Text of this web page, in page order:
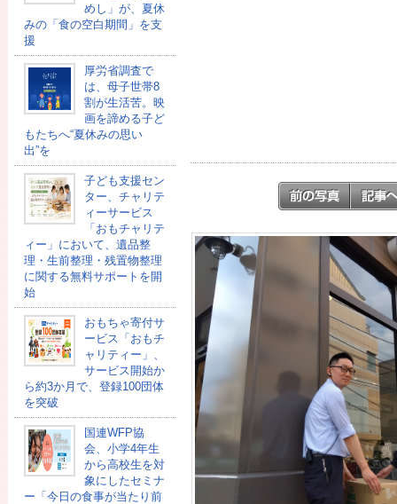
めし」が、夏休
みの「食の空白期間」を支
援
厚労省調査で
は、母子世帯8
割が生活苦。映
画を諦める子ど
もたちへ“夏休みの思い
出”を
子ども支援セン
ター、チャリテ
ィーサービス
「おもチャリテ
ィー」において、遺品整
理・生前整理・残置物整理
に関する無料サポートを開
始
おもちゃ寄付サ
ービス「おもチ
ャリティー」、
サービス開始か
ら約3か月で、登録100団体
を突破
国連WFP協
会、小学4年生
から高校生を対
象にしたセミナ
ー「今日の食事が当たり前